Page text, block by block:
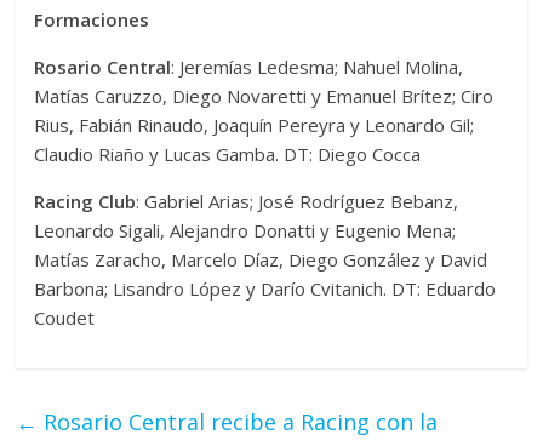
Formaciones
Rosario Central: Jeremías Ledesma; Nahuel Molina,
Matías Caruzzo, Diego Novaretti y Emanuel Brítez; Ciro
Rius, Fabián Rinaudo, Joaquín Pereyra y Leonardo Gil;
Claudio Riaño y Lucas Gamba. DT: Diego Cocca
Racing Club: Gabriel Arias; José Rodríguez Bebanz,
Leonardo Sigali, Alejandro Donatti y Eugenio Mena;
Matías Zaracho, Marcelo Díaz, Diego González y David
Barbona; Lisandro López y Darío Cvitanich. DT: Eduardo
Coudet
← Rosario Central recibe a Racing con la